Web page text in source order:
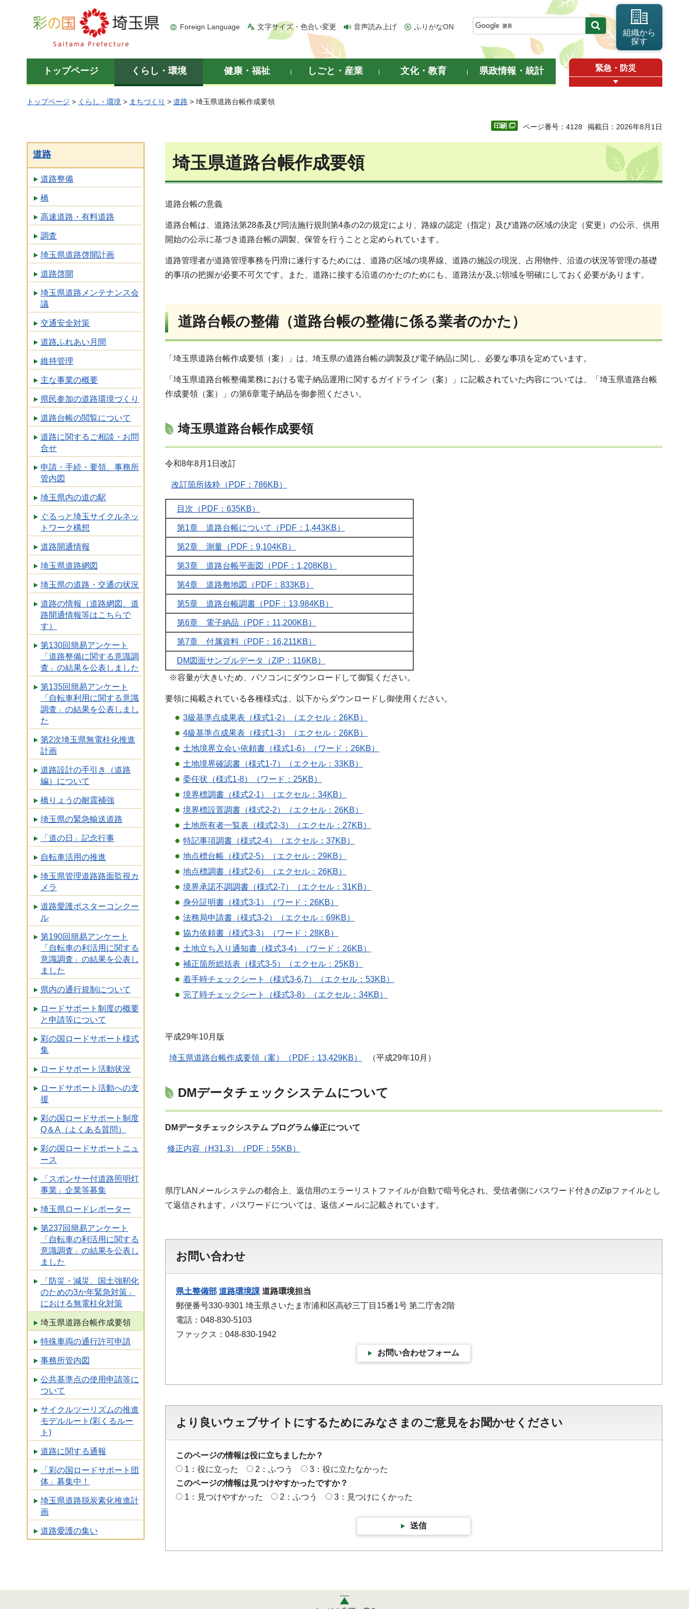
彩の国 埼玉県
Foreign Language 文字サイズ・色合い変更 音声読み上げ ふりがなON
組織から
探す
トップページ くらし・環境 健康・福祉 しごと・産業 文化・教育 県政情報・統計 緊急・防災
トップページ > くらし・環境 > まちづくり > 道路 > 埼玉県道路台帳作成要領
ページ番号：4128 掲載日：2026年8月1日
道路
道路整備
橋
高速道路・有料道路
調査
埼玉県道路啓開計画
道路啓開
埼玉県道路メンテナンス会
議
交通安全対策
道路ふれあい月間
維持管理
主な事業の概要
県民参加の道路環境づくり
道路台帳の閲覧について
道路に関するご相談・お問
合せ
申請・手続・要領、事務所
管内図
埼玉県内の道の駅
ぐるっと埼玉サイクルネッ
トワーク構想
道路開通情報
埼玉県道路網図
埼玉県の道路・交通の状況
道路の情報（道路網図、道
路開通情報等はこちらで
す）
第130回簡易アンケート
「道路整備に関する意識調
査」の結果を公表しました
第135回簡易アンケート
「自転車利用に関する意識
調査」の結果を公表しまし
た
第2次埼玉県無電柱化推進
計画
道路設計の手引き（道路
編）について
橋りょうの耐震補強
埼玉県の緊急輸送道路
「道の日」記念行事
自転車活用の推進
埼玉県管理道路路面監視カ
メラ
道路愛護ポスターコンクー
ル
第190回簡易アンケート
「自転車の利活用に関する
意識調査」の結果を公表し
ました
県内の通行規制について
ロードサポート制度の概要
と申請等について
彩の国ロードサポート様式
集
ロードサポート活動状況
ロードサポート活動への支
援
彩の国ロードサポート制度
Q＆A（よくある質問）
彩の国ロードサポートニュ
ース
「スポンサー付道路照明灯
事業」企業等募集
埼玉県ロードレポーター
第237回簡易アンケート
「自転車の利活用に関する
意識調査」の結果を公表し
ました
「防災・減災、国土強靭化
のための3か年緊急対策」
における無電柱化対策
埼玉県道路台帳作成要領
特殊車両の通行許可申請
事務所管内図
公共基準点の使用申請等に
ついて
サイクルツーリズムの推進
モデルルート(彩くるルー
ト)
道路に関する通報
「彩の国ロードサポート団
体」募集中！
埼玉県道路脱炭素化推進計
画
道路愛護の集い
埼玉県道路台帳作成要領
道路台帳の意義
道路台帳は、道路法第28条及び同法施行規則第4条の2の規定により、路線の認定（指定）及び道路の区域の決定（変更）の公示、供用
開始の公示に基づき道路台帳の調製、保管を行うことと定められています。
道路管理者が道路管理事務を円滑に遂行するためには、道路の区域の境界線、道路の施設の現況、占用物件、沿道の状況等管理の基礎
的事項の把握が必要不可欠です。また、道路に接する沿道のかたのためにも、道路法が及ぶ領域を明確にしておく必要があります。
道路台帳の整備（道路台帳の整備に係る業者のかた）
「埼玉県道路台帳作成要領（案）」は、埼玉県の道路台帳の調製及び電子納品に関し、必要な事項を定めています。
「埼玉県道路台帳整備業務における電子納品運用に関するガイドライン（案）」に記載されていた内容については、「埼玉県道路台帳
作成要領（案）」の第6章電子納品を御参照ください。
埼玉県道路台帳作成要領
令和8年8月1日改訂
改訂箇所抜粋（PDF：786KB）
目次（PDF：635KB）
第1章 道路台帳について（PDF：1,443KB）
第2章 測量（PDF：9,104KB）
第3章 道路台帳平面図（PDF：1,208KB）
第4章 道路敷地図（PDF：833KB）
第5章 道路台帳調書（PDF：13,984KB）
第6章 電子納品（PDF：11,200KB）
第7章 付属資料（PDF：16,211KB）
DM図面サンプルデータ（ZIP：116KB）
※容量が大きいため、パソコンにダウンロードして御覧ください。
要領に掲載されている各種様式は、以下からダウンロードし御使用ください。
3級基準点成果表（様式1-2）（エクセル：26KB）
4級基準点成果表（様式1-3）（エクセル：26KB）
土地境界立会い依頼書（様式1-6）（ワード：26KB）
土地境界確認書（様式1-7）（エクセル：33KB）
委任状（様式1-8）（ワード：25KB）
境界標調書（様式2-1）（エクセル：34KB）
境界標設置調書（様式2-2）（エクセル：26KB）
土地所有者一覧表（様式2-3）（エクセル：27KB）
特記事項調書（様式2-4）（エクセル：37KB）
地点標台帳（様式2-5）（エクセル：29KB）
地点標調書（様式2-6）（エクセル：26KB）
境界承諾不調調書（様式2-7）（エクセル：31KB）
身分証明書（様式3-1）（ワード：26KB）
法務局申請書（様式3-2）（エクセル：69KB）
協力依頼書（様式3-3）（ワード：28KB）
土地立ち入り通知書（様式3-4）（ワード：26KB）
補正箇所総括表（様式3-5）（エクセル：25KB）
着手時チェックシート（様式3-6,7）（エクセル：53KB）
完了時チェックシート（様式3-8）（エクセル：34KB）
平成29年10月版
埼玉県道路台帳作成要領（案）（PDF：13,429KB） （平成29年10月）
DMデータチェックシステムについて
DMデータチェックシステム プログラム修正について
修正内容（H31.3）（PDF：55KB）
県庁LANメールシステムの都合上、返信用のエラーリストファイルが自動で暗号化され、受信者側にパスワード付きのZipファイルとし
て返信されます。パスワードについては、返信メールに記載されています。
お問い合わせ
県土整備部 道路環境課 道路環境担当
郵便番号330-9301 埼玉県さいたま市浦和区高砂三丁目15番1号 第二庁舎2階
電話：048-830-5103
ファックス：048-830-1942
お問い合わせフォーム
より良いウェブサイトにするためにみなさまのご意見をお聞かせください
このページの情報は役に立ちましたか？
1：役に立った
2：ふつう
3：役に立たなかった
このページの情報は見つけやすかったですか？
1：見つけやすかった
2：ふつう 3：見つけにくかった
送信